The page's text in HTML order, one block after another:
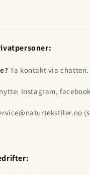
Ta kontakt via chatten.
Instagram,